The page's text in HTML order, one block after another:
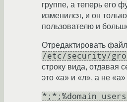
группе, а теперь его
изменился, и он
пользователю и
Отредактировать файл
/etc/security/
строку вида, отдавая
это «а» и «л», а не
*;*;%domain